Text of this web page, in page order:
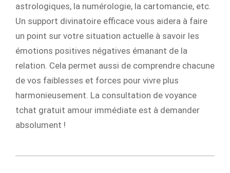
astrologiques, la numérologie, la cartomancie, etc.
Un support divinatoire efficace vous aidera à faire
un point sur votre situation actuelle à savoir les
émotions positives négatives émanant de la
relation. Cela permet aussi de comprendre chacune
de vos faiblesses et forces pour vivre plus
harmonieusement. La consultation de voyance
tchat gratuit amour immédiate est à demander
absolument !